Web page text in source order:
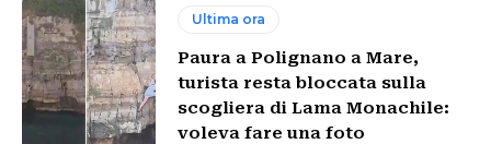
Ultima ora
Paura a Polignano a Mare,
turista resta bloccata sulla
scogliera di Lama Monachile:
voleva fare una foto